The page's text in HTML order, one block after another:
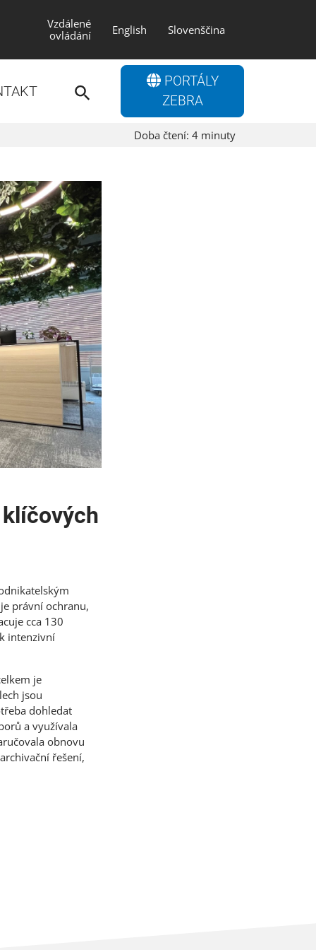
Vzdálené
ovládání
English Slovenščina
PORTÁLY
ZEBRA
Doba čtení: 4 minuty
právní ochranu,
cca 130
intenzivní
je
jsou
dohledat
a využívala
obnovu
řešení,